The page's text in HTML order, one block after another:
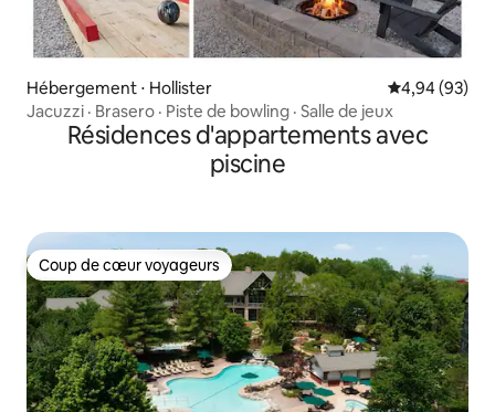
Hébergement ⋅ Hollister Évaluation
4,94 (93)
Jacuzzi · Brasero · Piste de bowling · Salle de jeux
Résidences d'appartements avec
piscine
Coup de cœur voyageurs
Coup de cœur voyageurs